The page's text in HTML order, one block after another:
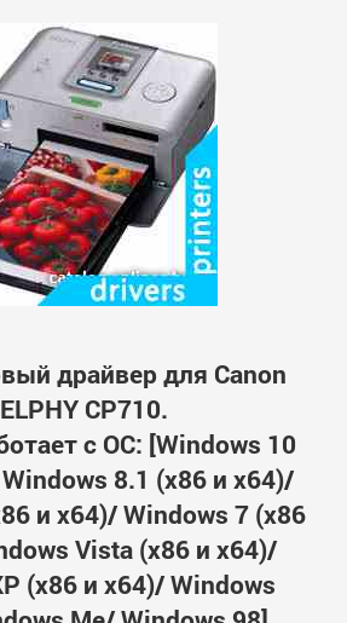
драйвер для Canon
CP710.
с ОС: [Windows 10
8.1 (x86 и x64)/
и x64)/ Windows 7 (x86
Vista (x86 и x64)/
(x86 и x64)/ Windows